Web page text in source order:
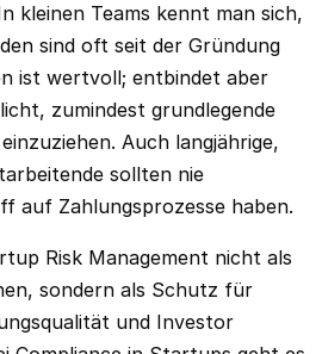
kleinen Teams kennt man sich,
sind oft seit der Gründung
ist wertvoll; entbindet aber
zumindest grundlegende
Auch langjährige,
sollten nie
auf Zahlungsprozesse haben.
Risk Management nicht als
sondern als Schutz für
und Investor